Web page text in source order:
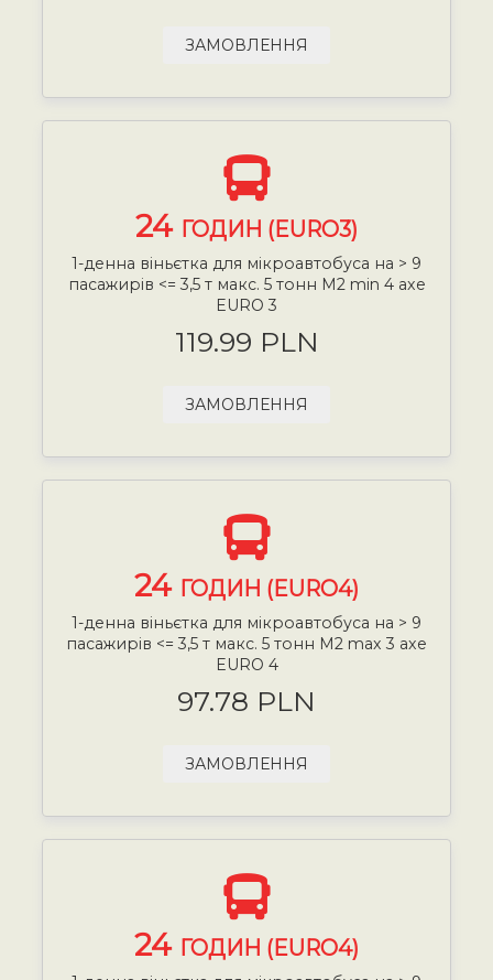
ЗАМОВЛЕННЯ
24 ГОДИН (EURO3)
1-денна віньєтка для мікроавтобуса на > 9
пасажирів <= 3,5 т макс. 5 тонн М2 min 4 axe
EURO 3
119.99 PLN
ЗАМОВЛЕННЯ
24 ГОДИН (EURO4)
1-денна віньєтка для мікроавтобуса на > 9
пасажирів <= 3,5 т макс. 5 тонн М2 max 3 axe
EURO 4
97.78 PLN
ЗАМОВЛЕННЯ
24 ГОДИН (EURO4)